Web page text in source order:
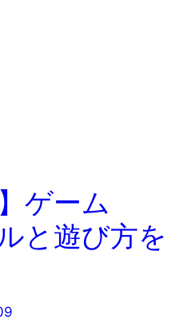
ゲーム
と遊び方を